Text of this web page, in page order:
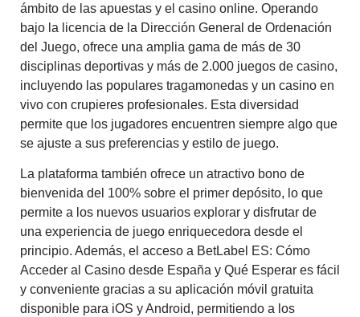
ámbito de las apuestas y el casino online. Operando
bajo la licencia de la Dirección General de Ordenación
del Juego, ofrece una amplia gama de más de 30
disciplinas deportivas y más de 2.000 juegos de casino,
incluyendo las populares tragamonedas y un casino en
vivo con crupieres profesionales. Esta diversidad
permite que los jugadores encuentren siempre algo que
se ajuste a sus preferencias y estilo de juego.
La plataforma también ofrece un atractivo bono de
bienvenida del 100% sobre el primer depósito, lo que
permite a los nuevos usuarios explorar y disfrutar de
una experiencia de juego enriquecedora desde el
principio. Además, el acceso a BetLabel ES: Cómo
Acceder al Casino desde España y Qué Esperar es fácil
y conveniente gracias a su aplicación móvil gratuita
disponible para iOS y Android, permitiendo a los